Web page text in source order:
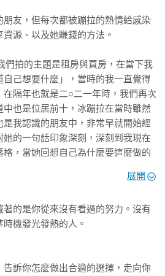
人可以同時勇敢又溫柔，可以理性地
good life is a process, not a state of
們——快樂不是結果，而是一種日常練
成為一個溫柔的開始。願妳在閱讀的
友，但每次都被蹦拉的熱情給感染
源、以及她賺錢的方法。
們拍的主題是租房與買房，在當下我
己想要什麼」，當時的我一直覺得
隔年也就是二○二一年時，我們再次
也是位居前十，冰蹦拉在當時雖然
我認識的朋友中，非常早就開始經
的一句話印象深刻，深刻到我現在
，當她回想自己為什麼要這麼做的
有錢，想要有更多的收入，但都只
動」，我跟冰蹦拉都不是出生豪
我們開始「做」一件事，不管是什
展開
的是你從來沒有看過的努力。沒有
機發光發熱的人。
訴你怎麼做出合適的選擇，走向你